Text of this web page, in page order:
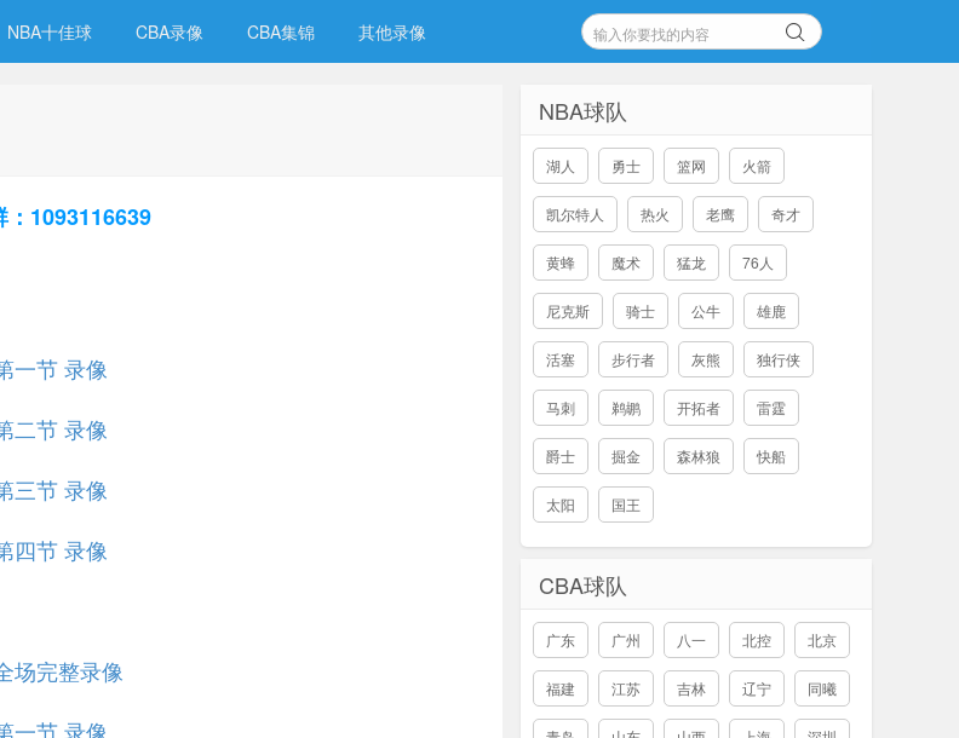
NBA十佳球 CBA录像 CBA集锦 其他录像
1093116639
一节 录像
二节 录像
三节 录像
四节 录像
场完整录像
一节 录像
NBA球队
湖人 勇士 篮网 火箭
凯尔特人 热火 老鹰 奇才
黄蜂 魔术 猛龙 76人
尼克斯 骑士 公牛 雄鹿
活塞 步行者 灰熊 独行侠
马刺 鹈鹕 开拓者 雷霆
爵士 掘金 森林狼 快船
太阳 国王
CBA球队
广东 广州 八一 北控 北京
福建 江苏 吉林 辽宁 同曦